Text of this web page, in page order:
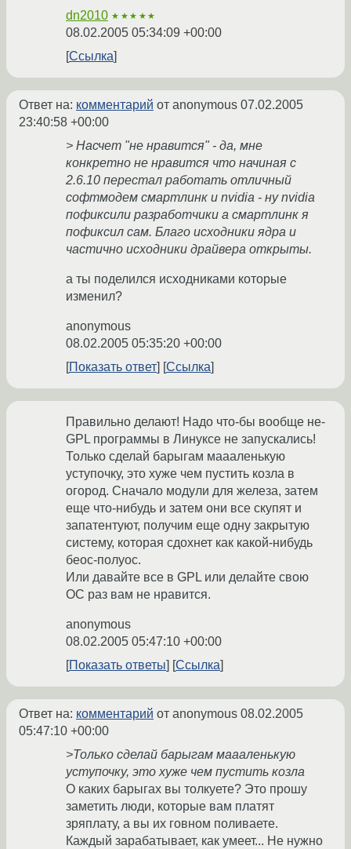
dn2010 ★★★★★
08.02.2005 05:34:09 +00:00
Ссылка
Ответ на: комментарий от anonymous 07.02.2005
23:40:58 +00:00
> Насчет "не нравится" - да, мне
конкретно не нравится что начиная с
2.6.10 перестал работать отличный
софтмодем смартлинк и nvidia - ну nvidia
пофиксили разработчики а смартлинк я
пофиксил сам. Благо исходники ядра и
частично исходники драйвера открыты.
а ты поделился исходниками которые
изменил?
anonymous
08.02.2005 05:35:20 +00:00
Показать ответ
Ссылка
Правильно делают! Надо что-бы вообще не-
GPL программы в Линуксе не запускались!
Только сделай барыгам маааленькую
уступочку, это хуже чем пустить козла в
огород. Сначало модули для железа, затем
еще что-нибудь и затем они все скупят и
запатентуют, получим еще одну закрытую
систему, которая сдохнет как какой-нибудь
беос-полуос.
Или давайте все в GPL или делайте свою
ОС раз вам не нравится.
anonymous
08.02.2005 05:47:10 +00:00
Показать ответы
Ссылка
Ответ на: комментарий от anonymous 08.02.2005
05:47:10 +00:00
>Только сделай барыгам маааленькую
уступочку, это хуже чем пустить козла
О каких барыгах вы толкуете? Это прошу
заметить люди, которые вам платят
зряплату, а вы их говном поливаете.
Каждый зарабатывает, как умеет... Не нужно